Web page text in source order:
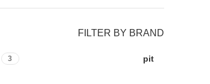
FILTER BY BRAND
pit
3